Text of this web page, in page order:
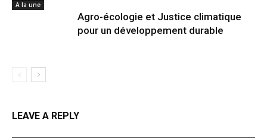
A la une
Agro-écologie et Justice climatique
pour un développement durable
LEAVE A REPLY